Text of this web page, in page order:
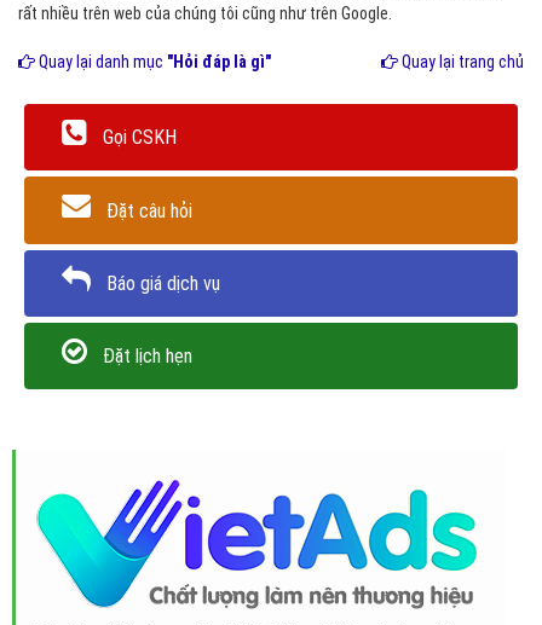
rất nhiều trên web của chúng tôi cũng như trên Google.
Quay lại danh mục "Hỏi đáp là gì" Quay lại trang chủ
Gọi CSKH
Đặt câu hỏi
Báo giá dịch vụ
Đặt lịch hẹn